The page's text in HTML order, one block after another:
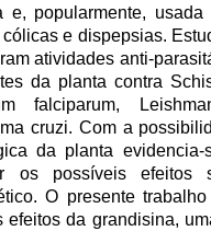
e, popularmente,
e dispepsias.
atividades anti-
da planta contra
falciparum,
cruzi. Com a
da planta
os possíveis efeitos
O presente
efeitos da grandisina,